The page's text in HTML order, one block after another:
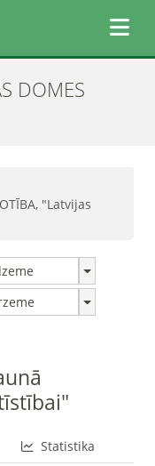
DOMES
"Latvijas
Statistika